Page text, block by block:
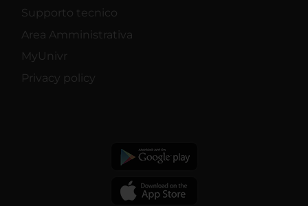
Supporto tecnico
Area Amministrativa
MyUnivr
Privacy policy